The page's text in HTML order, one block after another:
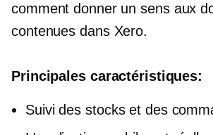
comment donner un sens aux
contenues dans Xero.
Principales caractéristiques:
Suivi des stocks et des